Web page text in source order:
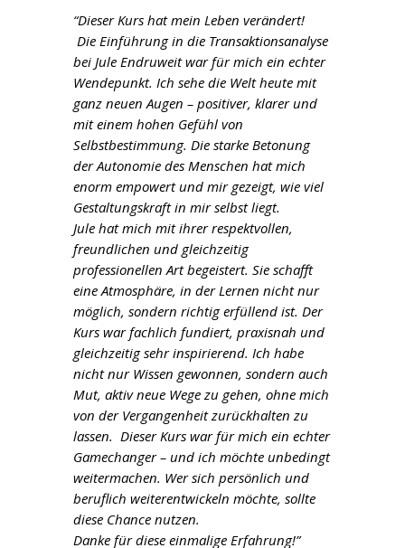
“Dieser Kurs hat mein Leben verändert!
Die Einführung in die Transaktionsanalyse
bei Jule Endruweit war für mich ein echter
Wendepunkt. Ich sehe die Welt heute mit
ganz neuen Augen – positiver, klarer und
mit einem hohen Gefühl von
Selbstbestimmung. Die starke Betonung
der Autonomie des Menschen hat mich
enorm empowert und mir gezeigt, wie viel
Gestaltungskraft in mir selbst liegt.
Jule hat mich mit ihrer respektvollen,
freundlichen und gleichzeitig
professionellen Art begeistert. Sie schafft
eine Atmosphäre, in der Lernen nicht nur
möglich, sondern richtig erfüllend ist. Der
Kurs war fachlich fundiert, praxisnah und
gleichzeitig sehr inspirierend. Ich habe
nicht nur Wissen gewonnen, sondern auch
Mut, aktiv neue Wege zu gehen, ohne mich
von der Vergangenheit zurückhalten zu
lassen. Dieser Kurs war für mich ein echter
Gamechanger – und ich möchte unbedingt
weitermachen. Wer sich persönlich und
beruflich weiterentwickeln möchte, sollte
diese Chance nutzen.
Danke für diese einmalige Erfahrung!”